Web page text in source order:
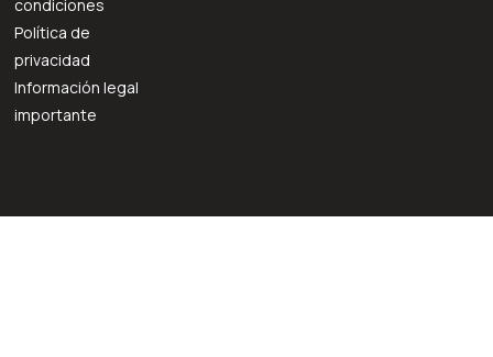
condiciones
Política de
privacidad
Información legal
importante